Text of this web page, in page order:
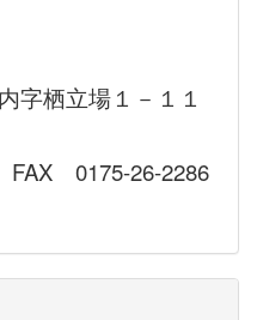
栖立場１－１１
0175-26-2286